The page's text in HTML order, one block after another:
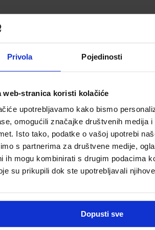
Privola Pojedinosti
web-stranica koristi kolačiće
upotrebljavamo kako bismo
omogućili značajke društvenih medija i
Isto tako, podatke o vašoj upotrebi
s partnerima za društvene medije,
ih mogu kombinirati s drugim podacima
su prikupili dok ste upotrebljavali
Dopusti sve